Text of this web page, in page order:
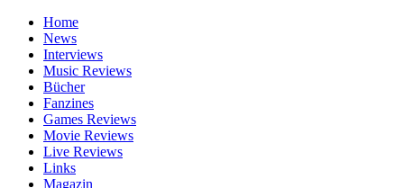
Home
News
Interviews
Music Reviews
Bücher
Fanzines
Games Reviews
Movie Reviews
Live Reviews
Links
Magazin